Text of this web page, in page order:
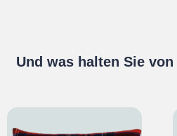
Und was halten Sie